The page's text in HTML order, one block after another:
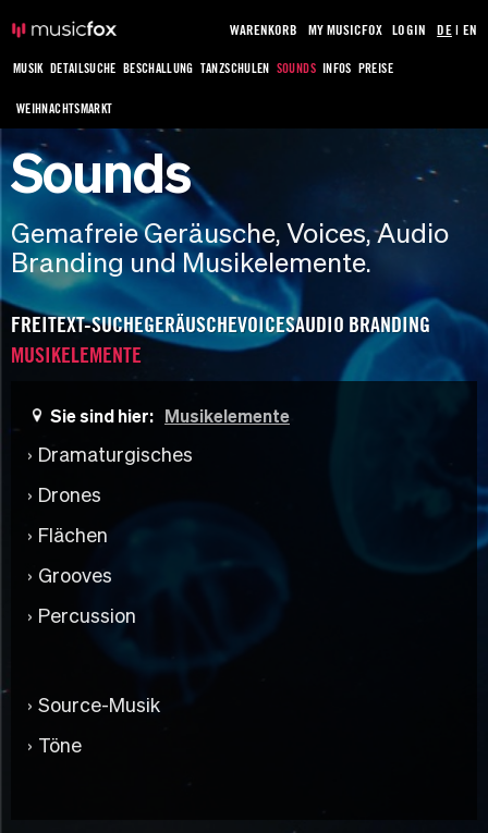
MUSIK DETAILSUCHE BESCHALLUNG TANZSCHULEN SOUNDS INFOS PREISE
WEIHNACHTSMARKT
WARENKORB MY MUSICFOX LOGIN DE| EN
Sounds
Gemafreie Geräusche, Voices, Audio
Branding und Musikelemente.
FREITEXT-SUCHEGERÄUSCHEVOICESAUDIO BRANDING
MUSIKELEMENTE
Sie sind hier: Musikelemente
Dramaturgisches
Drones
Flächen
Grooves
Percussion
Source-Musik
Töne